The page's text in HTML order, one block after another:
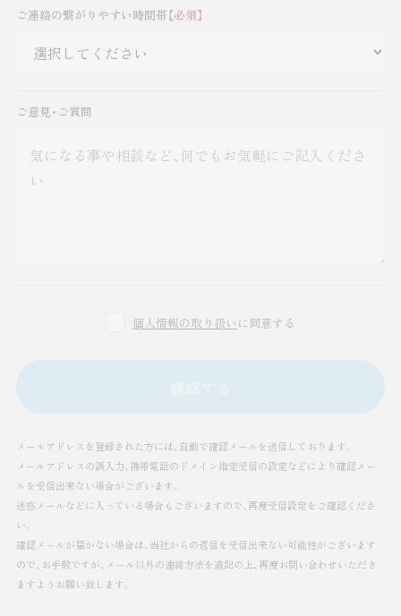
ご連絡の繋がりやすい時間帯【必須】
ご意見・ご質問
個人情報の取り扱い に同意する
メールアドレスを登録された方には、自動で確認メールを送信しております。
メールアドレスの誤入力、携帯電話のドメイン指定受信の設定などにより確認メー
ルを受信出来ない場合がございます。
迷惑メールなどに入っている場合もございますので、再度受信設定をご確認くださ
い。
確認メールが届かない場合は、当社からの返信を受信出来ない可能性がございます
ので、お手数ですが、メール以外の連絡方法を追記の上、 再度お問い合わせいただき
ますようお願い致します。